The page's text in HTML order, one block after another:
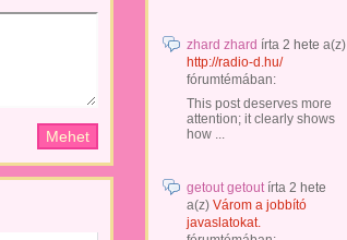
zhard zhard írta 2 hete a(z)
http://radio-d.hu/
fórumtémában:
This post deserves more
attention; it clearly shows
how ...
getout getoutírta 2 hete
a(z) Várom a jobbító
javaslatokat.